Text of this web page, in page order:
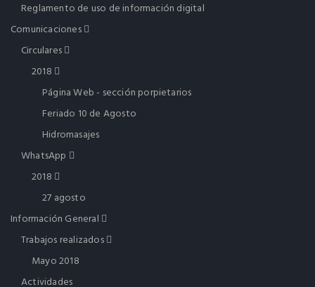
Reglamento de uso de información digital
Comunicaciones
Circulares
2018
Página Web - sección porpietarios
Feriado 10 de Agosto
Hidromasajes
WhatsApp
2018
27 agosto
Información General
Trabajos realizados
Mayo 2018
Actividades